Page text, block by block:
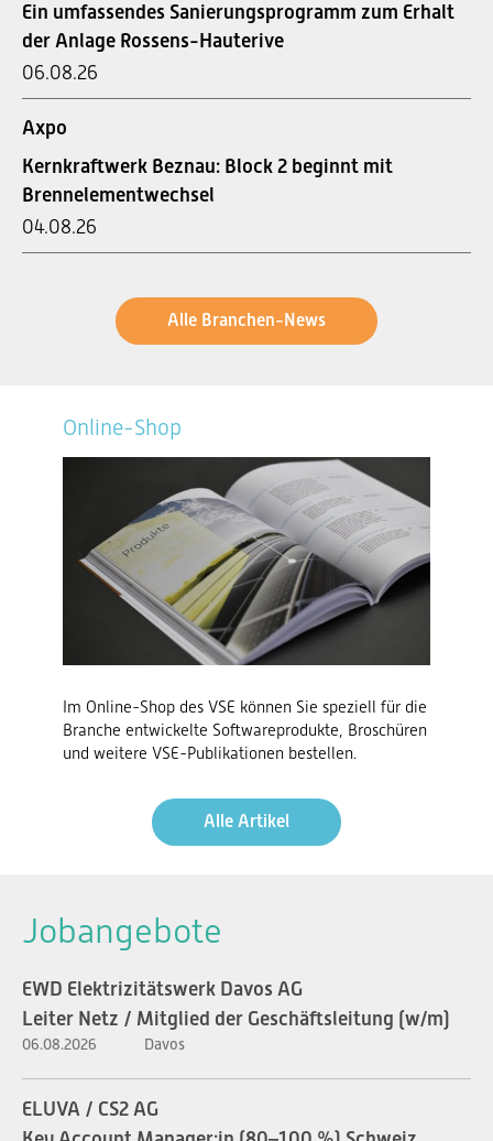
Ein umfassendes Sanierungsprogramm zum Erhalt
der Anlage Rossens-Hauterive
06.08.26
Axpo
Kernkraftwerk Beznau: Block 2 beginnt mit
Brennelementwechsel
04.08.26
Alle Branchen-News
Online-Shop
Im Online-Shop des VSE können Sie speziell für die
Branche entwickelte Softwareprodukte, Broschüren
und weitere VSE-Publikationen bestellen.
Alle Artikel
Jobangebote
EWD Elektrizitätswerk Davos AG
Leiter Netz / Mitglied der Geschäftsleitung (w/m)
06.08.2026 Davos
ELUVA / CS2 AG